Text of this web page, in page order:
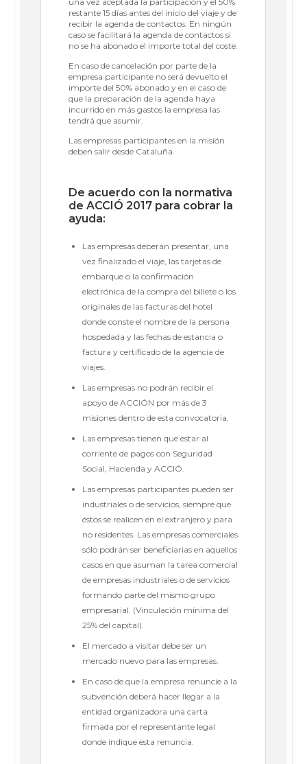
restante 15 días antes del inicio del viaje y de
recibir la agenda de contactos. En ningún
caso se facilitará la agenda de contactos si
no se ha abonado el importe total del coste.
En caso de cancelación por parte de la
empresa participante no será devuelto el
importe del 50% abonado y en el caso de
que la preparación de la agenda haya
incurrido en más gastos la empresa las
tendrá que asumir.
Las empresas participantes en la misión
deben salir desde Cataluña.
De acuerdo con la normativa
de ACCIÓ 2017 para cobrar la
ayuda:
Las empresas deberán presentar, una
vez finalizado el viaje, las tarjetas de
embarque o la confirmación
electrónica de la compra del billete o los
originales de las facturas del hotel
donde conste el nombre de la persona
hospedada y las fechas de estancia o
factura y certificado de la agencia de
viajes.
Las empresas no podrán recibir el
apoyo de ACCIÓN por más de 3
misiones dentro de esta convocatoria.
Las empresas tienen que estar al
corriente de pagos con Seguridad
Social, Hacienda y ACCIÓ.
Las empresas participantes pueden ser
industriales o de servicios, siempre que
éstos se realicen en el extranjero y para
no residentes. Las empresas comerciales
sólo podrán ser beneficiarias en aquellos
casos en que asuman la tarea comercial
de empresas industriales o de servicios
formando parte del mismo grupo
empresarial. (Vinculación mínima del
25% del capital).
El mercado a visitar debe ser un
mercado nuevo para las empresas.
En caso de que la empresa renuncie a la
subvención deberá hacer llegar a la
entidad organizadora una carta
firmada por el representante legal
donde indique esta renuncia.